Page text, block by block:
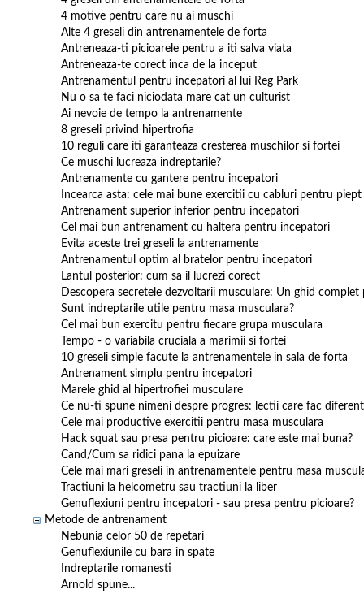
4 motive pentru care nu ai muschi
Alte 4 greseli din antrenamentele de forta
Antreneaza-ti picioarele pentru a iti salva viata
Antreneaza-te corect inca de la inceput
Antrenamentul pentru incepatori al lui Reg Park
Nu o sa te faci niciodata mare cat un culturist
Ai nevoie de tempo la antrenamente
8 greseli privind hipertrofia
10 reguli care iti garanteaza cresterea muschilor si fortei
Ce muschi lucreaza indreptarile?
Antrenamente cu gantere pentru incepatori
Incearca asta: cele mai bune exercitii cu cabluri pentru piept
Antrenament superior inferior pentru incepatori
Cel mai bun antrenament cu haltera pentru incepatori
Evita aceste trei greseli la antrenamente
Antrenamentul optim al bratelor pentru incepatori
Lantul posterior: cum sa il lucrezi corect
Descopera secretele dezvoltarii musculare: Un ghid
Sunt indreptarile utile pentru masa musculara?
Cel mai bun exercitu pentru fiecare grupa musculara
Tempo - o variabila cruciala a marimii si fortei
10 greseli simple facute la antrenamentele in sala de forta
Antrenament simplu pentru incepatori
Marele ghid al hipertrofiei musculare
Ce nu-ti spune nimeni despre progres: lectii care fac
Cele mai productive exercitii pentru masa musculara
Hack squat sau presa pentru picioare: care este mai buna?
Cand/Cum sa ridici pana la epuizare
Cele mai mari greseli in antrenamentele pentru masa
Tractiuni la helcometru sau tractiuni la liber
Genuflexiuni pentru incepatori - sau presa pentru picioare?
Metode de antrenament
Nebunia celor 50 de repetari
Genuflexiunile cu bara in spate
Indreptarile romanesti
Arnold spune...